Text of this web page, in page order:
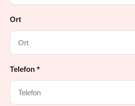
Ort
Telefon *